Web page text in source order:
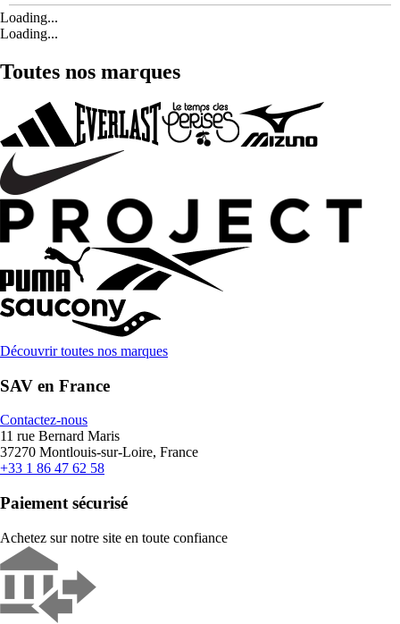
Loading...
Loading...
Toutes nos marques
Découvrir toutes nos marques
SAV en France
Contactez-nous
11 rue Bernard Maris
37270 Montlouis-sur-Loire, France
+33 1 86 47 62 58
Paiement sécurisé
Achetez sur notre site en toute confiance